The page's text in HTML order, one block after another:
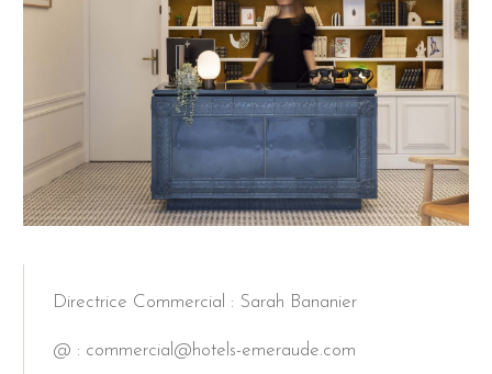
Directrice Commercial : Sarah Bananier
@ : commercial@hotels-emeraude.com